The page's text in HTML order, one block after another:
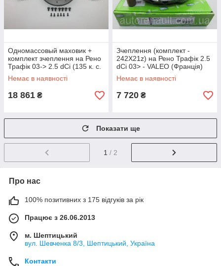
Одномассовый маховик +
комплект зчеплення на Рено
Трафік 03-> 2.5 dCi (135 к. с.
) — VALEO (Франція) 835014
Немає в наявності
18 861 ₴
Зчеплення (комплект -
242X21z) на Рено Трафік 2.5
dCi 03> - VALEO (Франція)
826569
Немає в наявності
7 720 ₴
Показати ще
1 / 2
Про нас
100% позитивних з 175 відгуків за рік
Працює з 26.06.2013
м. Шептицький
вул. Шевченка 8/3, Шептицький, Україна
Контакти